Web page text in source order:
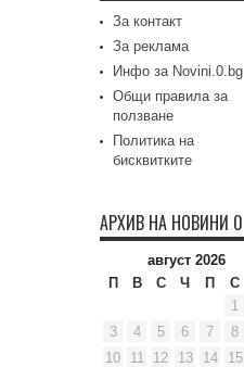
За контакт
За реклама
Инфо за Novini.0.bg
Общи правила за
ползване
Политика на
бисквитките
АРХИВ НА НОВИНИ 0
август 2026
П
В С Ч П С
1
3
4 5 6 7 8
10
11 12 13 14 15